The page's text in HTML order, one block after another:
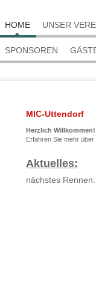
HOME UNSER
SPONSOREN
MIC-Uttendorf
Herzlich Willkommen!
Erfahren Sie mehr
Aktuelles:
nächstes Rennen: